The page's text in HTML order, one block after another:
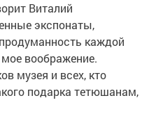
Виталий
экспонаты,
каждой
воображение.
музея и всех, кто
подарка тетюшанам,